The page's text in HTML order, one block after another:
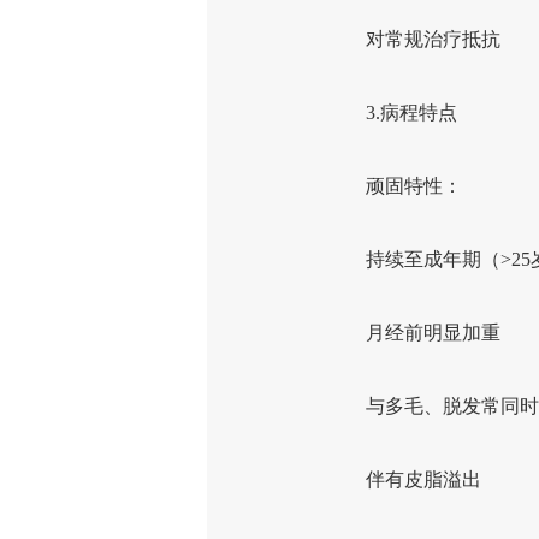
对常规治疗抵抗
3.病程特点
顽固特性：
持续至成年期（>25
月经前明显加重
与多毛、脱发常同时
伴有皮脂溢出